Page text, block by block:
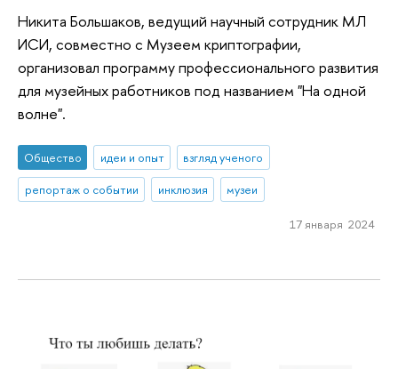
Никита Большаков, ведущий научный сотрудник МЛ
ИСИ, совместно с Музеем криптографии,
организовал программу профессионального развития
для музейных работников под названием "На одной
волне".
Общество идеи и опыт
взгляд ученого
репортаж о событии
инклюзия музеи
17 января 2024